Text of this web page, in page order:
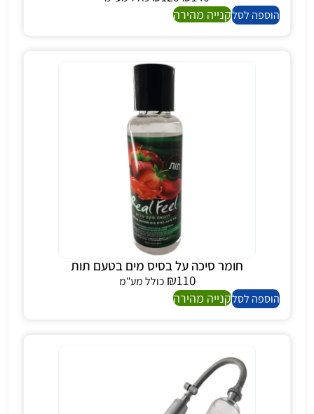
הוספה לסלקנייה מהירה
חומר סיכה על בסיס מים בטעם תות
₪110
כולל מע"מ
הוספה לסלקנייה מהירה